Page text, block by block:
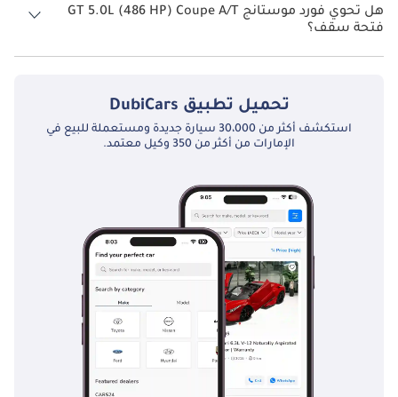
A/T.
هل تحوي فورد موستانج GT 5.0L (486 HP) Coupe A/T
فتحة سقف؟
نعم توفر فورد موستانج GT 5.0L (486 HP) Coupe A/T فتحة السقف كخيار.
تحميل تطبيق DubiCars
استكشف أكثر من 30،000 سيارة جديدة ومستعملة للبيع في
الإمارات من أكثر من 350 وكيل معتمد.